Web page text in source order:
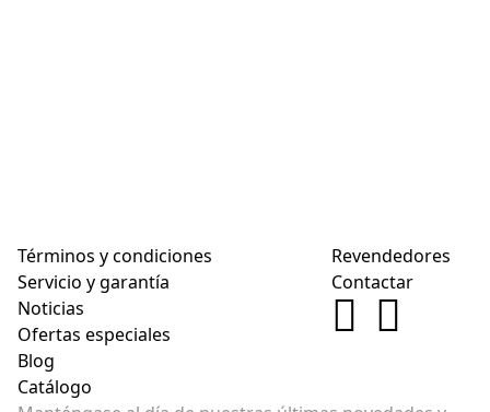
Términos y condiciones
Servicio y garantía
Noticias
Ofertas especiales
Blog
Catálogo
Revendedores
Contactar